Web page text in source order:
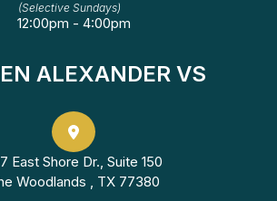
(Selective Sundays)
12:00pm - 4:00pm
ALEXANDER VS
East Shore Dr., Suite 150
Woodlands , TX 77380